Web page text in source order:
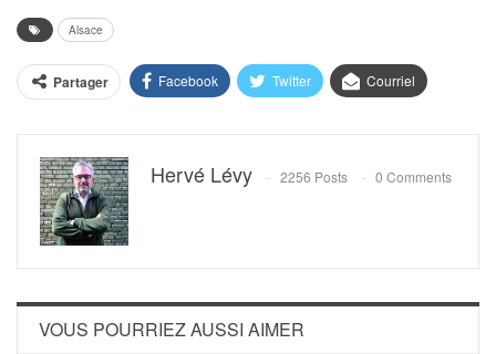
Alsace
Partager Facebook Twitter Courriel
Hervé Lévy 2256 Posts 0 Comments
VOUS POURRIEZ AUSSI AIMER